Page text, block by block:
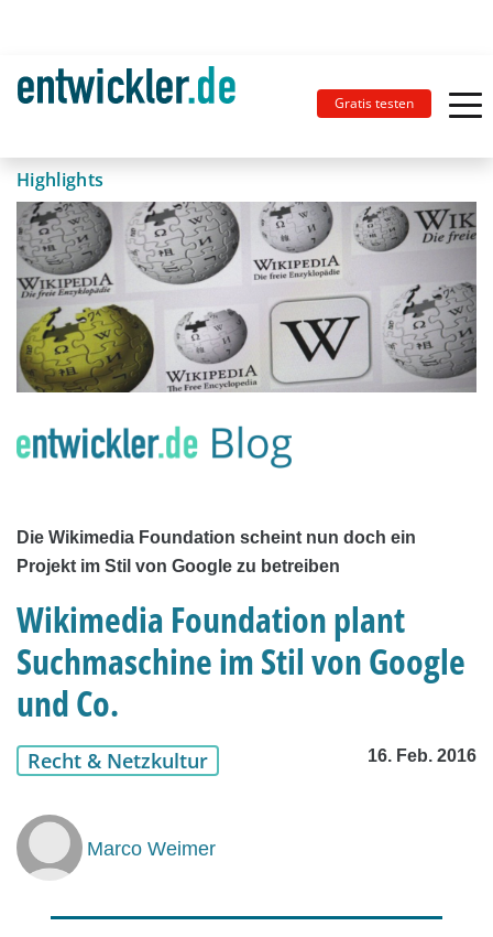
Gratis testen
Highlights
Die Wikimedia Foundation scheint nun doch ein
Projekt im Stil von Google zu betreiben
Wikimedia Foundation plant
Suchmaschine im Stil von Google
und Co.
Recht & Netzkultur 16. Feb. 2016
Marco Weimer